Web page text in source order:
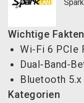
Wichtige Fakten
Wi-Fi 6 PCIe
Dual-Band-
Bluetooth
Kategorien